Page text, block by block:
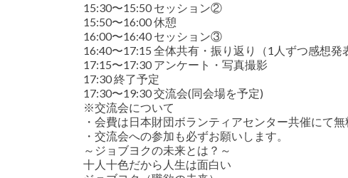
15:30〜15:50 セッション②
15:50〜16:00 休憩
16:00〜16:40 セッション③
16:40〜17:15 全体共有・振り返り（1人ずつ感想発
17:15〜17:30 アンケート・写真撮影
17:30 終了予定
17:30〜19:30 交流会(同会場を予定)
※交流会について
・会費は日本財団ボランティアセンター共催にて無
・交流会への参加も必ずお願いします。
～ジョブヨクの未来とは？～
十人十色だから人生は面白い